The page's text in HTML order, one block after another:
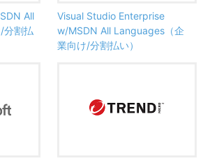
All
分割払
Visual Studio Enterprise
w/MSDN All Languages（企
業向け/分割払い）